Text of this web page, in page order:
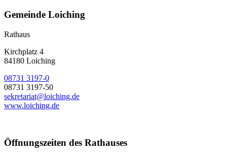
Gemeinde Loiching
Rathaus
Kirchplatz 4
84180 Loiching
08731 3197-0
08731 3197-50
sekretariat@loiching.de
www.loiching.de
Öffnungszeiten des Rathauses